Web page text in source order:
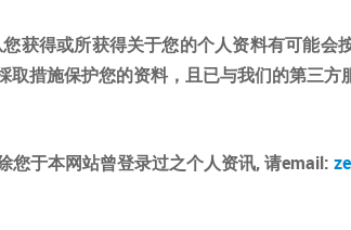
获得或所获得关于您的个人资料有可能会
措施保护您的资料，且已与我们的第三
您于本网站曾登录过之个人资讯, 请email: